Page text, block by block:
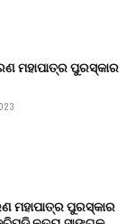
ମହାପାତ୍ର ପୁରସ୍କାର
ମହାପାତ୍ର ପୁରସ୍କାର